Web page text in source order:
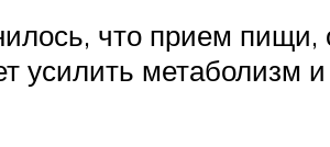
что прием пищи,
метаболизм и